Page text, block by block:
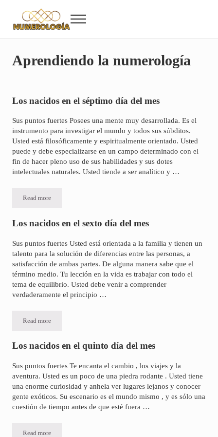
Numerología
Menu
Aprendiendo la numerología
Los nacidos en el séptimo día del mes
Sus puntos fuertes Posees una mente muy desarrollada. Es el
instrumento para investigar el mundo y todos sus súbditos.
Usted está filosóficamente y espiritualmente orientado. Usted
puede y debe especializarse en un campo determinado con el
fin de hacer pleno uso de sus habilidades y sus dotes
intelectuales naturales. Usted tiende a ser analítico y …
Read moreLos nacidos en el séptimo día del mes
Los nacidos en el sexto día del mes
Sus puntos fuertes Usted está orientada a la familia y tienen un
talento para la solución de diferencias entre las personas, a
satisfacción de ambas partes. De alguna manera sabe que el
término medio. Tu lección en la vida es trabajar con todo el
tema de equilibrio. Usted debe venir a comprender
verdaderamente el principio …
Read moreLos nacidos en el sexto día del mes
Los nacidos en el quinto día del mes
Sus puntos fuertes Te encanta el cambio , los viajes y la
aventura. Usted es un poco de una piedra rodante . Usted tiene
una enorme curiosidad y anhela ver lugares lejanos y conocer
gente exóticos. Su escenario es el mundo mismo , y es sólo una
cuestión de tiempo antes de que esté fuera …
Read more